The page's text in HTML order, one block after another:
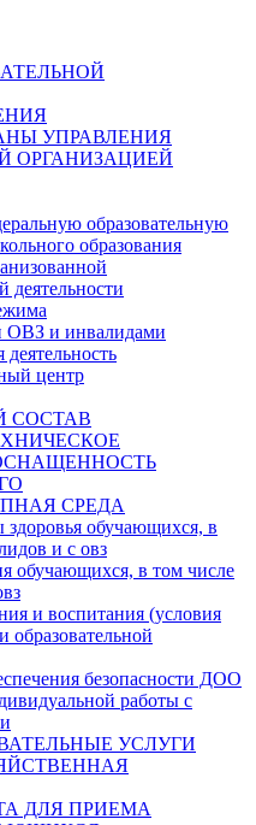
УПРАВЛЕНИЯ
ОРГАНИЗАЦИЕЙ
образовательную
образования
деятельности
ОВЗ и инвалидами
центр
СОСТАВ
СРЕДА
здоровья обучающихся, в
и с овз
обучающихся, в том числе
и воспитания (условия
образовательной
безопасности ДОО
работы с
УСЛУГИ
ДЛЯ ПРИЕМА